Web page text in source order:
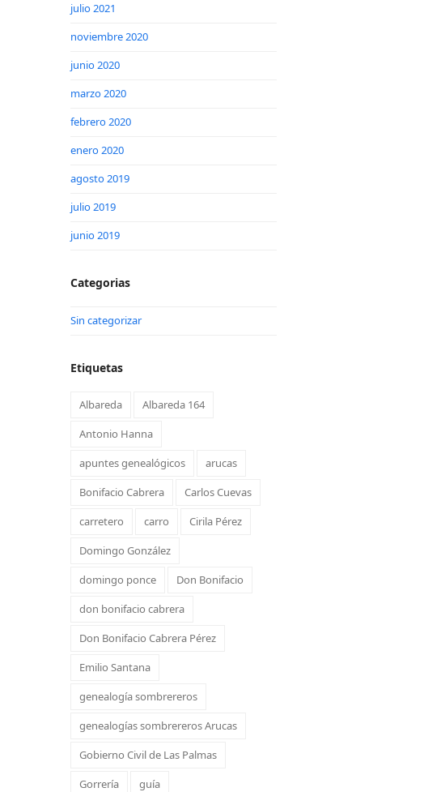
julio 2021
noviembre 2020
junio 2020
marzo 2020
febrero 2020
enero 2020
agosto 2019
julio 2019
junio 2019
Categorias
Sin categorizar
Etiquetas
Albareda
Albareda 164
Antonio Hanna
apuntes genealógicos
arucas
Bonifacio Cabrera
Carlos Cuevas
carretero
carro
Cirila Pérez
Domingo González
domingo ponce
Don Bonifacio
don bonifacio cabrera
Don Bonifacio Cabrera Pérez
Emilio Santana
genealogía sombrereros
genealogías sombrereros Arucas
Gobierno Civil de Las Palmas
Gorrería
guía